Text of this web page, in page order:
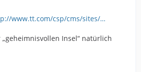
www.tt.com/csp/cms/sites/…
Insel“ natürlich